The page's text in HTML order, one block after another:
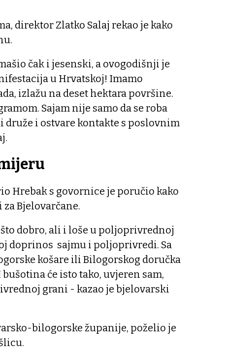
direktor Zlatko Salaj rekao je kako
čak i jesenski, a ovogodišnji je
u Hrvatskoj! Imamo
izlažu na deset hektara površine.
Sajam nije samo da se roba
druže i ostvare kontakte s poslovnim
Hrebak s govornice je poručio kako
Bjelovarčane.
dobro, ali i loše u poljoprivrednoj
doprinos sajmu i poljoprivredi. Sa
košare ili Bilogorskog doručka
će isto tako, uvjeren sam,
grani - kazao je bjelovarski
bilogorske županije, poželio je